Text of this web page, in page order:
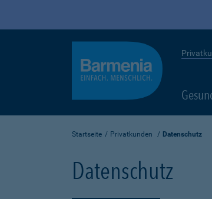
Startseite Privatkunden Datenschutz
Datenschutz